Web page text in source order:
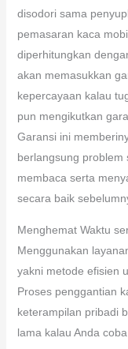
disodori sama
pemasaran kaca
diperhitungkan
akan memasukkan
kepercayaan kalau
pun mengikutkan
Garansi ini
berlangsung problem
membaca serta
secara baik
Menghemat Waktu
Menggunakan
yakni metode efisien
Proses penggantian
keterampilan pribadi
lama kalau Anda